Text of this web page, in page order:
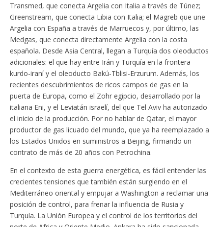
Transmed, que conecta Argelia con Italia a través de Túnez;
Greenstream, que conecta Libia con Italia; el Magreb que une
Argelia con España a través de Marruecos y, por último, las
Medgas, que conecta directamente Argelia con la costa
española. Desde Asia Central, llegan a Turquía dos oleoductos
adicionales: el que hay entre Irán y Turquía en la frontera
kurdo-iraní y el oleoducto Bakú-Tblisi-Erzurum. Además, los
recientes descubrimientos de ricos campos de gas en la
puerta de Europa, como el Zohr egipcio, desarrollado por la
italiana Eni, y el Leviatán israelí, del que Tel Aviv ha autorizado
el inicio de la producción. Por no hablar de Qatar, el mayor
productor de gas licuado del mundo, que ya ha reemplazado a
los Estados Unidos en suministros a Beijing, firmando un
contrato de más de 20 años con Petrochina.
En el contexto de esta guerra energética, es fácil entender las
crecientes tensiones que también están surgiendo en el
Mediterráneo oriental y empujar a Washington a reclamar una
posición de control, para frenar la influencia de Rusia y
Turquía. La Unión Europea y el control de los territorios del